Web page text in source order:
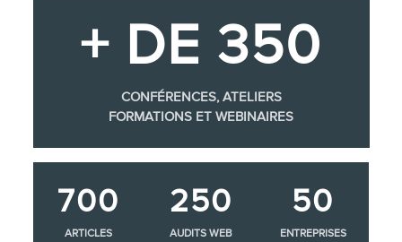
+ DE 350
CONFÉRENCES, ATELIERS
FORMATIONS ET WEBINAIRES
700
ARTICLES
250
AUDITS WEB
50
ENTREPRISES